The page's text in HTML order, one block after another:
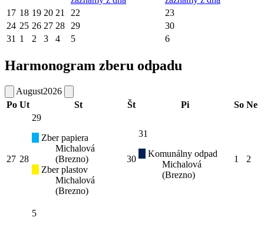
17 18 19 20 21 22
23
24 25 26 27 28 29
30
31 1 2 3 4 5 6
Harmonogram zberu odpadu
August2026
Po Ut St Št Pi So Ne
27 28
29
Zber papiera
Michalová
(Brezno)
Zber plastov
Michalová
(Brezno)
30
31
Komunálny odpad
Michalová
(Brezno)
1 2
5